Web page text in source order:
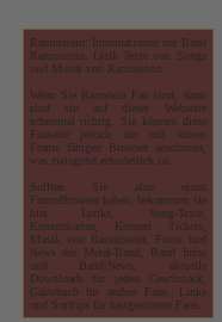
Rammstein: Informationen zur Band
Rammstein. Lyrik Texte von Songs
und Musik von Rammstein.
Wenn Sie Ramstein Fan sind, dann
sind sie auf dieser Webseite
schonmal richtig. Sie können diese
Fanseite jedoch nur mit einem
Frame fähigen Browser anschauen,
was zwingend erforderlich ist.
Sollten Sie also einen
FrameBrowser haben, bekommen sie
hier Lyriks, Song-Texte,
Konzertkarten, Konzert Tickets,
Musik von Rammstein, Fotos und
News der Metal-Band, Band Infos
und Band-News, aktuelle
Downloads für jeden Geschmack,
Gästebuch für andere Fans, Links
und Surftips für hartgesottene Fans.